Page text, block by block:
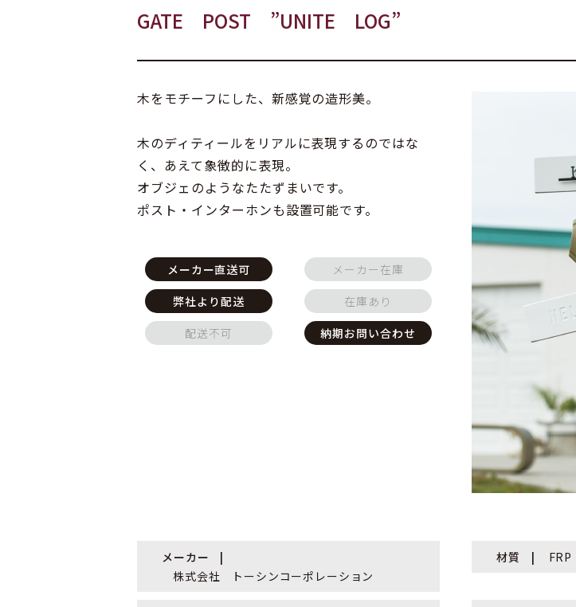
GATE POST ”UNITE LOG”
木をモチーフにした、新感覚の造形美。
木のディティールをリアルに表現するのではな
く、あえて象徴的に表現。
オブジェのようなたたずまいです。
ポスト・インターホンも設置可能です。
メーカー直送可
メーカー在庫
弊社より配送
在庫あり
配送不可
納期お問い合わせ
メーカー
株式会社 トーシンコーポレーション
材質 FRP